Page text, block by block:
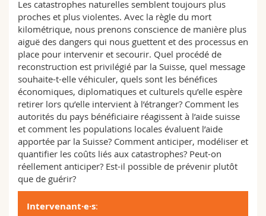
Sciences et médecine
Interfacultaire
Collaborateurs
Doctorants
Webmail
Programme des cours
MyUnifr
Les catastrophes naturelles semblent toujours plus
proches et plus violentes. Avec la règle du mort
kilométrique, nous prenons conscience de manière plus
aiguë des dangers qui nous guettent et des processus en
place pour intervenir et secourir. Quel procédé de
reconstruction est privilégié par la Suisse, quel message
souhaite-t-elle véhiculer, quels sont les bénéfices
économiques, diplomatiques et culturels qu’elle espère
retirer lors qu’elle intervient à l’étranger? Comment les
autorités du pays bénéficiaire réagissent à l’aide suisse
et comment les populations locales évaluent l’aide
apportée par la Suisse? Comment anticiper, modéliser et
quantifier les coûts liés aux catastrophes? Peut-on
réellement anticiper? Est-il possible de prévenir plutôt
que de guérir?
Intervenant·e·s: